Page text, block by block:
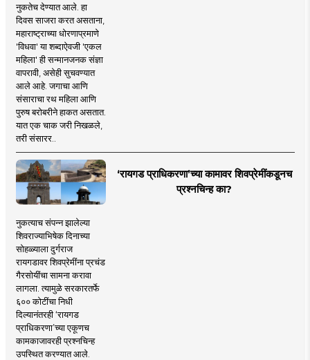
नुकतेच देण्यात आले. हा
दिवस साजरा करत असताना,
महाराष्ट्राच्या धोरणाप्रमाणे
'विधवा' या शब्दाऐवजी 'एकल
महिला' ही सन्मानजनक संज्ञा
वापरावी, असेही सुचवण्यात
आले आहे. जगाचा आणि
संसाराचा रथ महिला आणि
पुरुष बरोबरीने हाकत असतात.
यात एक चाक जरी निखळले,
तरी संसारर..
‘रायगड प्राधिकरणा’च्या कामावर शिवप्रेमींकडूनच
प्रश्नचिन्ह का?
नुकत्याच संपन्न झालेल्या
शिवराज्याभिषेक दिनाच्या
सोहळ्याला दुर्गराज
रायगडावर शिवप्रेमींना प्रचंड
गैरसोयींचा सामना करावा
लागला. त्यामुळे सरकारतर्फे
६०० कोटींचा निधी
दिल्यानंतरही ‘रायगड
प्राधिकरणा’च्या एकूणच
कामकाजावरही प्रश्नचिन्ह
उपस्थित करण्यात आले.